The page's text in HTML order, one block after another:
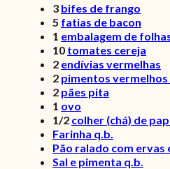
3 bifes de frango
5 fatias de bacon
1 embalagem de
10 tomates cereja
2 endívias vermelhas
2 pimentos vermelhos
2 pães pita
1 ovo
1/2 colher (chá) de
Farinha q.b.
Pão ralado com ervas
Sal e pimenta q.b.